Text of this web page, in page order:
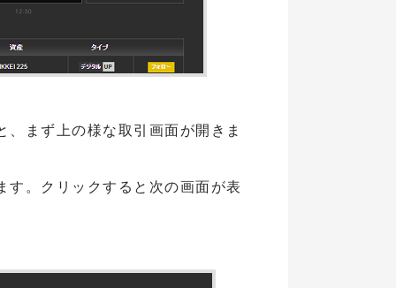
まず上の様な取引画面が開きま
す。クリックすると次の画面が表